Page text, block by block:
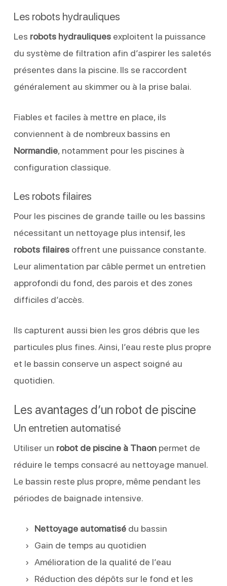
Les robots hydrauliques
Les robots hydrauliquesexploitent la puissance
du système de filtration afin d’aspirer les saletés
présentes dans la piscine. Ils se raccordent
généralement au skimmer ou à la prise balai.
Fiables et faciles à mettre en place, ils
conviennent à de nombreux bassins en
Normandie, notamment pour les piscines à
configuration classique.
Les robots filaires
Pour les piscines de grande taille ou les bassins
nécessitant un nettoyage plus intensif, les
robots filairesoffrent une puissance constante.
Leur alimentation par câble permet un entretien
approfondi du fond, des parois et des zones
difficiles d’accès.
Ils capturent aussi bien les gros débris que les
particules plus fines. Ainsi, l’eau reste plus propre
et le bassin conserve un aspect soigné au
quotidien.
Les avantages d’un robot de piscine
Un entretien automatisé
Utiliser un robot de piscine à Thaonpermet de
réduire le temps consacré au nettoyage manuel.
Le bassin reste plus propre, même pendant les
périodes de baignade intensive.
Nettoyage automatisédu bassin
Gain de temps au quotidien
Amélioration de la qualité de l’eau
Réduction des dépôts sur le fond et les